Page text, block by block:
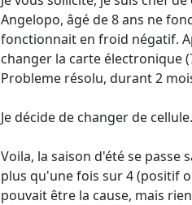
Angelopo, âgé de 8 ans ne
fonctionnait en froid négatif.
changer la carte électronique
Probleme résolu, durant 2
Je décide de changer de
Voila, la saison d'été se passe
plus qu'une fois sur 4 (positif
pouvait être la cause, mais